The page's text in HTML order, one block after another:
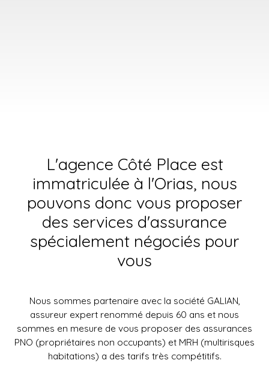
L'agence Côté Place est
immatriculée à l'Orias, nous
pouvons donc vous proposer
des services d'assurance
spécialement négociés pour
vous
Nous sommes partenaire avec la société GALIAN,
assureur expert renommé depuis 60 ans et nous
sommes en mesure de vous proposer des assurances
PNO (propriétaires non occupants) et MRH (multirisques
habitations) a des tarifs très compétitifs.